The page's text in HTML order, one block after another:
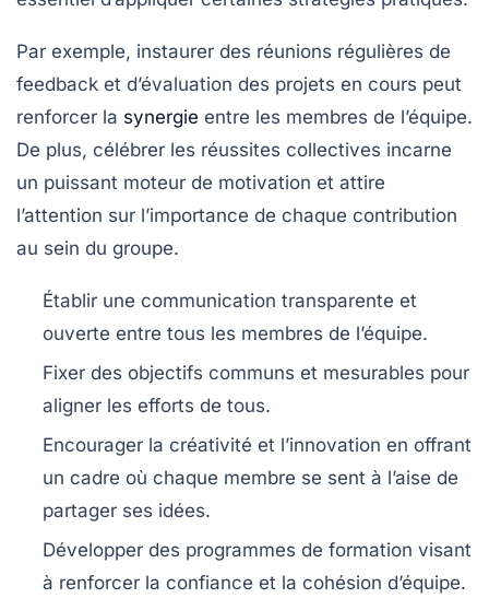
Par exemple, instaurer des réunions régulières de
feedback et d’évaluation des projets en cours peut
renforcer la synergie entre les membres de l’équipe.
De plus, célébrer les réussites collectives incarne
un puissant moteur de motivation et attire
l’attention sur l’importance de chaque contribution
au sein du groupe.
Établir une communication transparente et
ouverte entre tous les membres de l’équipe.
Fixer des objectifs communs et mesurables pour
aligner les efforts de tous.
Encourager la créativité et l’innovation en offrant
un cadre où chaque membre se sent à l’aise de
partager ses idées.
Développer des programmes de formation visant
à renforcer la confiance et la cohésion d’équipe.